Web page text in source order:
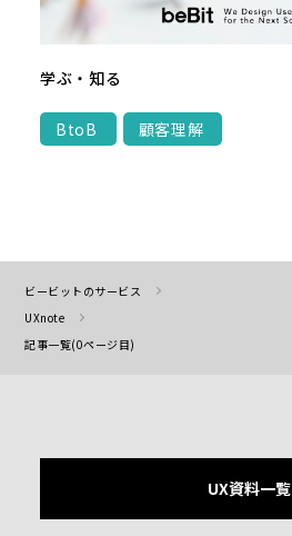
学ぶ・知る
BtoB 顧客理解
ビービットのサービス
UXnote
記事一覧(0ページ目)
UX資料一覧